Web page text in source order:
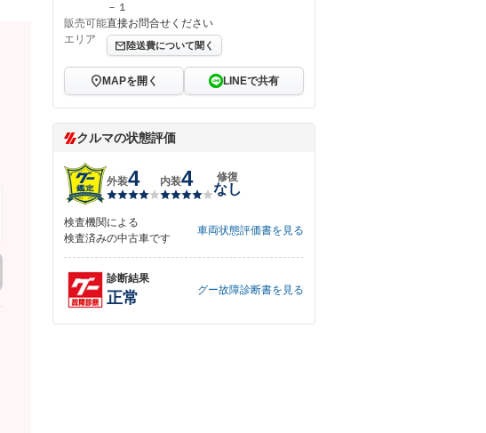
－１
販売可能
エリア
直接お問合せください
陸送費について聞く
MAPを開く LINEで共有
クルマの状態評価
外装4 内装4 修復
なし
検査機関による
検査済みの中古車です
車両状態評価書を見る
診断結果
正常 グー故障診断書を見る